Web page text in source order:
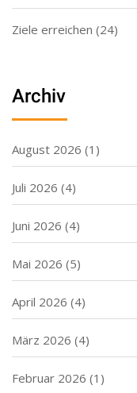
Ziele erreichen (24)
Archiv
August 2026 (1)
Juli 2026 (4)
Juni 2026 (4)
Mai 2026 (5)
April 2026 (4)
März 2026 (4)
Februar 2026 (1)